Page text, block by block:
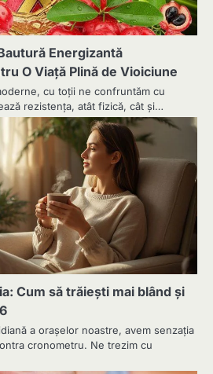
Energizantă
O Viață Plină de Vioiciune
cu toții ne confruntăm cu
rezistența, atât fizică, cât și…
Cum să trăiești mai blând și
a orașelor noastre, avem senzația
cronometru. Ne trezim cu